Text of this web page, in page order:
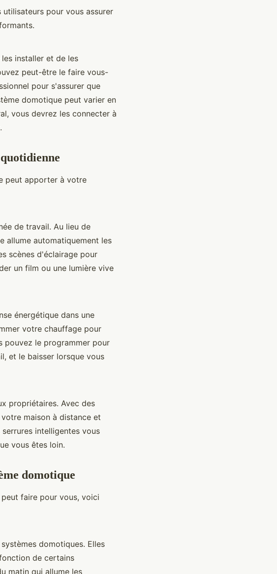
pour vous assurer
installer et de les
peut-être le faire vous-
pour s'assurer que
domotique peut varier en
vous devrez les connecter à
peut apporter à votre
de travail. Au lieu de
allume automatiquement les
scènes d'éclairage pour
un film ou une lumière vive
énergétique dans une
votre chauffage pour
pouvez le programmer pour
et le baisser lorsque vous
propriétaires. Avec des
maison à distance et
intelligentes vous
vous êtes loin.
domotique
faire pour vous, voici
domotiques. Elles
de certains
matin qui allume les